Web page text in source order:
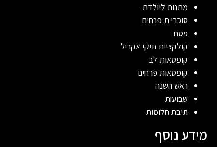
מתנות ליולדת
סוכריית פרחים
פסח
קולקציית תיקי אקריל
קופסאות לב
קופסאות פרחים
ראש השנה
שבועות
תיבת חלומות
מידע נוסף